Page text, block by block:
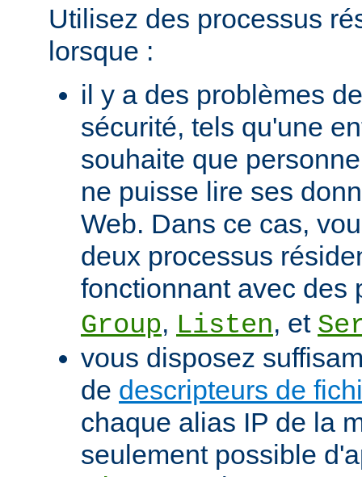
Utilisez des processus
lorsque :
il y a des problèmes
sécurité, tels qu'une
souhaite que
ne puisse lire ses
Web. Dans ce cas,
deux processus
fonctionnant avec des
Group, Listen, et
vous disposez
de descripteurs de
chaque alias IP de la
seulement possible